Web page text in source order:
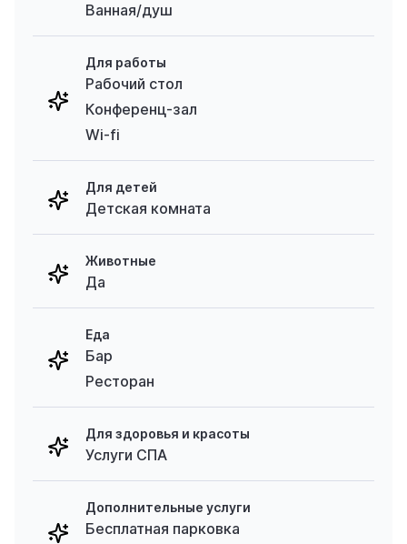
Ванная/душ
Для работы
Рабочий стол
Конференц-зал
Wi-fi
Для детей
Детская комната
Животные
Да
Еда
Бар
Ресторан
Для здоровья и красоты
Услуги СПА
Дополнительные услуги
Бесплатная парковка